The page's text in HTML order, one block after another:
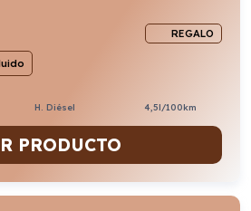
REGALO
H. Diésel 4,5l/100km
PRODUCTO